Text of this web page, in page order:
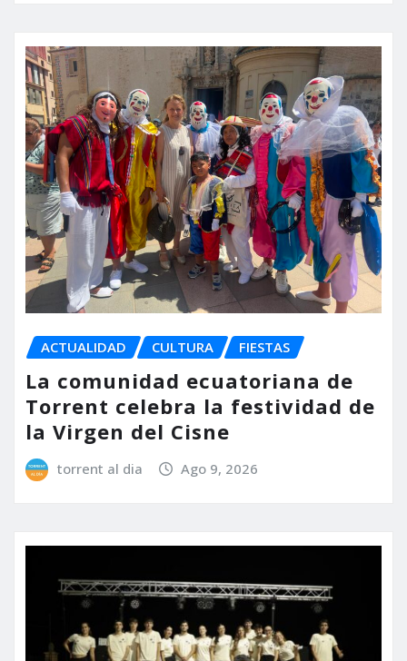
ACTUALIDAD CULTURA FIESTAS
La comunidad ecuatoriana de
Torrent celebra la festividad de
la Virgen del Cisne
torrent al dia Ago 9, 2026